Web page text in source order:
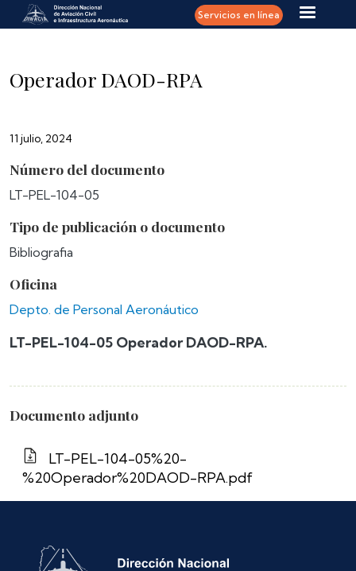
Pasar al contenido principal Servicios en línea
Operador DAOD-RPA
11 julio, 2024
Número del documento
LT-PEL-104-05
Tipo de publicación o documento
Bibliografia
Oficina
Depto. de Personal Aeronáutico
LT-PEL-104-05 Operador DAOD-RPA.
Documento adjunto
LT-PEL-104-05%20-
%20Operador%20DAOD-RPA.pdf